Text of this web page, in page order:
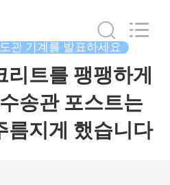
관 기계를 발표하세요
리트를 팽팽하게
송관 포스트는
름지게 했습니다